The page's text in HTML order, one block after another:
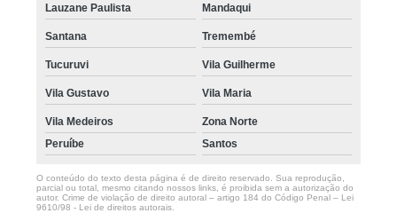
Lauzane Paulista Mandaqui
Santana Tremembé
Tucuruvi Vila Guilherme
Vila Gustavo Vila Maria
Vila Medeiros
Zona Norte
Peruíbe
Santos
O conteúdo do texto desta página é de direito reservado. Sua reprodução,
parcial ou total, mesmo citando nossos links, é proibida sem a autorização do
autor. Crime de violação de direito autoral – artigo 184 do Código Penal – Lei
9610/98 - Lei de direitos autorais